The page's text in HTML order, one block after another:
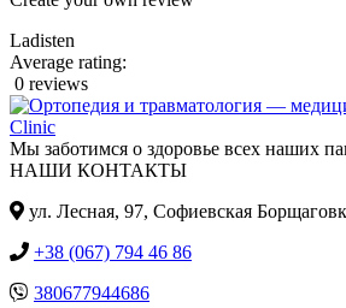
Ladisten
Average rating:
0 reviews
Мы заботимся о здоровье всех наших
НАШИ КОНТАКТЫ
ул. Лесная, 97, Cофиевская
+38 (067) 794 46 86
380677944686